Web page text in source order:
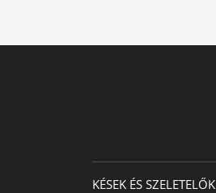
KÉSEK ÉS SZELETELŐK